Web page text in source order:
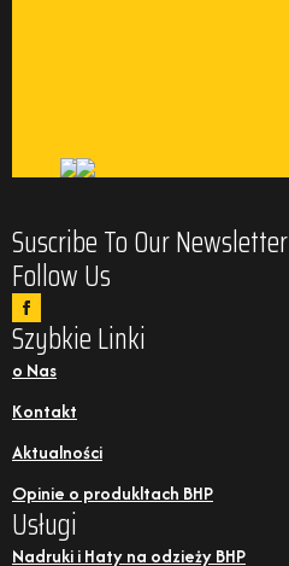
Suscribe To Our Newsletter
Follow Us
Szybkie Linki
o Nas
Kontakt
Aktualności
Opinie o produkltach BHP
Usługi
Nadruki i Haty na odzieży BHP